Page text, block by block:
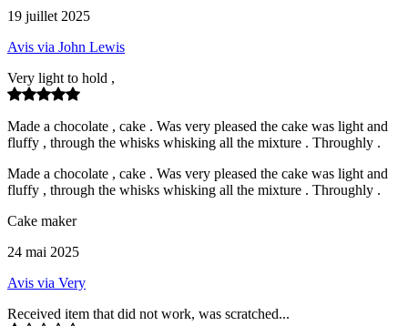
19 juillet 2025
Avis via John Lewis
Very light to hold ,
Made a chocolate , cake . Was very pleased the cake was light and
fluffy , through the whisks whisking all the mixture . Throughly .
Made a chocolate , cake . Was very pleased the cake was light and
fluffy , through the whisks whisking all the mixture . Throughly .
Cake maker
24 mai 2025
Avis via Very
Received item that did not work, was scratched...